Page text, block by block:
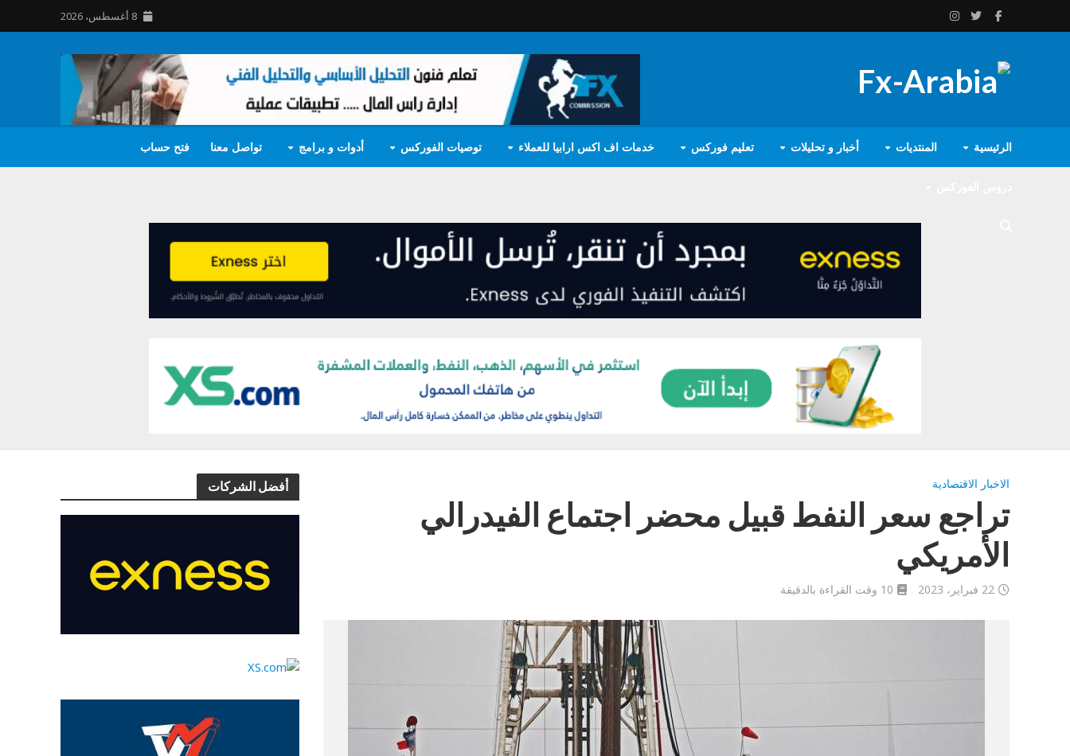
8 أغسطس، 2026
الرئيسية المنتديات أخبار و تحليلات تعليم فوركس خدمات اف اكس ارابيا للعملاء توصيات الفوركس أدوات و برامج تواصل معنا فتح حساب
أفضل الشركات الاخبار الاقتصادية
تراجع سعر النفط قبيل محضر اجتماع الفيدرالي
الأمريكي
22 فبراير، 2023 10 وقت القراءة بالدقيقة